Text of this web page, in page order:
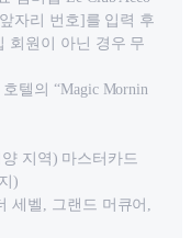
자리 번호]를 입력 후
회원이 아닌 경우 무
텔의 “Magic Mornin
지역) 마스터카드
)
세벨, 그랜드 머큐어,